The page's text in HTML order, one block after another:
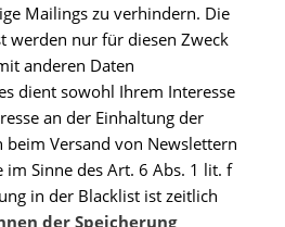
Mailings zu verhindern. Die
werden nur für diesen Zweck
anderen Daten
dient sowohl Ihrem Interesse
an der Einhaltung der
beim Versand von Newslettern
im Sinne des Art. 6 Abs. 1 lit. f
in der Blacklist ist zeitlich
der Speicherung